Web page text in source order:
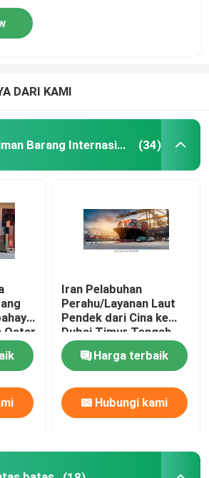
DARI KAMI
Layanan Pengiriman Barang Internasional (34)
Qatar
Iran Pelabuhan
Perahu/Layanan Laut
Pendek dari Cina ke
Dubai Timur Tengah
Pengangkutan Barang
Internasional dengan
Cara Laut/Angkutan
Barang Udara
Harga terbaik
Hubungi kami